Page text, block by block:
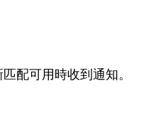
配可用時收到通知。